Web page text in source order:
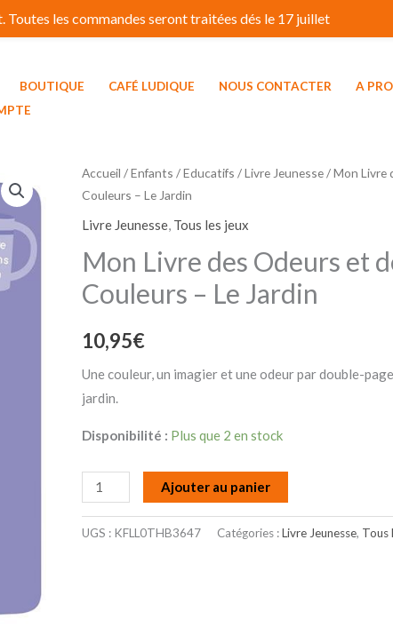
BOUTIQUE CAFÉ LUDIQUE NOUS CONTACTER
A
Accueil /Enfants / Educatifs /Livre Jeunesse/ Mon Livre
Couleurs – Le Jardin
Livre Jeunesse, Tous les jeux
Mon Livre des Odeurs et
Couleurs – Le Jardin
10,95€
Une couleur, un imagier et une odeur par double-
jardin.
Disponibilité : Plus que 2 en stock
quantité
de
Mon
des
Odeurs
des
Jardin
Ajouter au panier
UGS : KFLL0THB3647 Catégories :Livre Jeunesse, Tous
Toutes les commandes seront traitées dés le 17 juillet